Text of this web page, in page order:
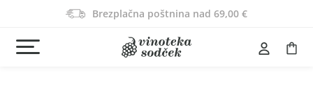
Brezplačna poštnina nad 69,00 €